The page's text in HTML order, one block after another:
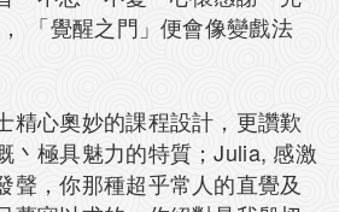
「覺醒之門」便會像變戲法
精心奧妙的課程設計，更讚歎
丶極具魅力的特質；Julia, 感激
聲，你那種超乎常人的直覺及